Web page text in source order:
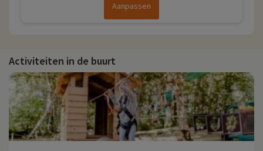
Aanpassen
Activiteiten in de buurt